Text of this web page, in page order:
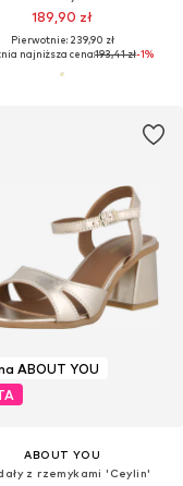
189,90 zł
Pierwotnie: 239,90 zł
najniższa cena:193,41 zł-1%
ABOUT YOU
ABOUT YOU
z rzemykami 'Ceylin'